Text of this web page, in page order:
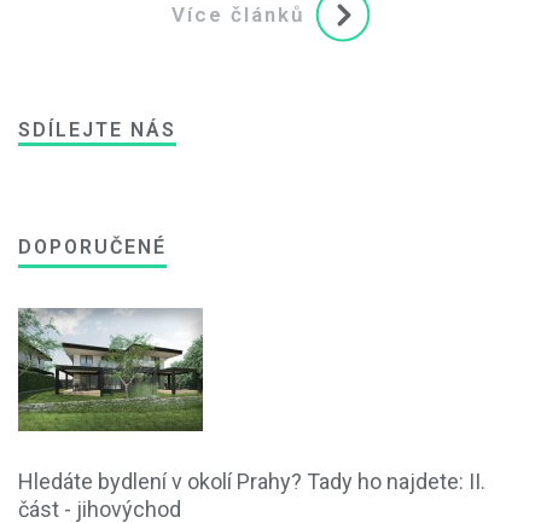
Více článků
SDÍLEJTE NÁS
DOPORUČENÉ
Hledáte bydlení v okolí Prahy? Tady ho najdete: II.
část - jihovýchod